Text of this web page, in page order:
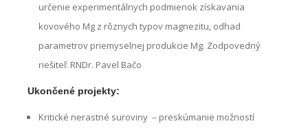
určenie experimentálnych podmienok získavania
kovového Mg z rôznych typov magnezitu, odhad
parametrov priemyselnej produkcie Mg. Zodpovedný
riešiteľ: RNDr. Pavel Bačo
Ukončené projekty:
Kritické nerastné suroviny – preskúmanie možností